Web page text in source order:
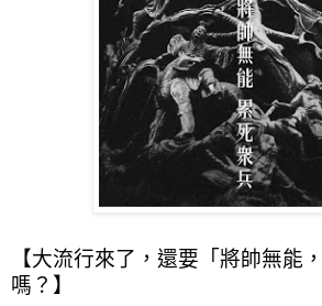
【大流行來了，還要「將帥無能
嗎？】